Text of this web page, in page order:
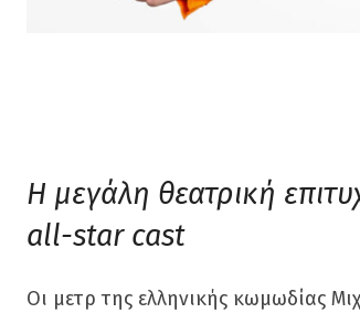
Η μεγάλη θεατρική
all-star cast
Οι μετρ της ελληνικής κωμωδίας